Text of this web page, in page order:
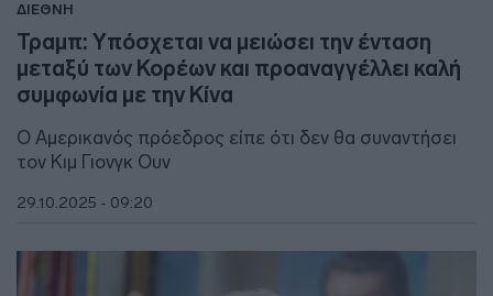
ΔΙΕΘΝΗ
Τραμπ: Υπόσχεται να μειώσει την ένταση
μεταξύ των Κορέων και προαναγγέλλει καλή
συμφωνία με την Κίνα
Ο Αμερικανός πρόεδρος είπε ότι δεν θα συναντήσει
τον Κιμ Γιονγκ Ουν
29.10.2025 - 09:20